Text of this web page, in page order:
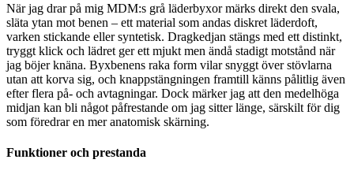
När jag drar på mig MDM:s grå läderbyxor märks direkt den svala,
släta ytan mot benen – ett material som andas diskret läderdoft,
varken stickande eller syntetisk. Dragkedjan stängs med ett distinkt,
tryggt klick och lädret ger ett mjukt men ändå stadigt motstånd när
jag böjer knäna. Byxbenens raka form vilar snyggt över stövlarna
utan att korva sig, och knappstängningen framtill känns pålitlig även
efter flera på- och avtagningar. Dock märker jag att den medelhöga
midjan kan bli något påfrestande om jag sitter länge, särskilt för dig
som föredrar en mer anatomisk skärning.
Funktioner och prestanda